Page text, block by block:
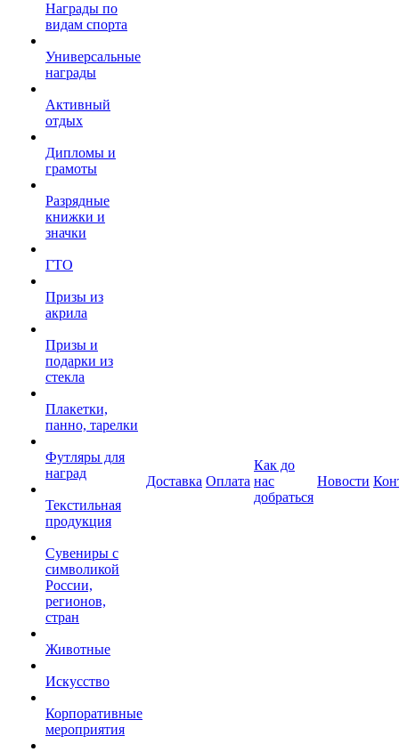
Награды по
видам спорта
Универсальные
награды
Активный
отдых
Дипломы и
грамоты
Разрядные
книжки и
значки
ГТО
Призы из
акрила
Призы и
подарки из
стекла
Плакетки,
панно, тарелки
Футляры для
наград
Текстильная
продукция
Сувениры с
символикой
России,
регионов,
стран
Животные
Искусство
Корпоративные
мероприятия
Доставка Оплата
Как до
нас
добраться
Новости